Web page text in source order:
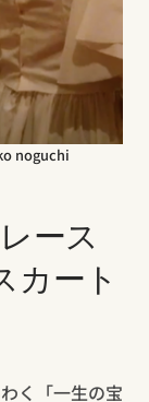
noguchi
ース
カート
く「一生の宝